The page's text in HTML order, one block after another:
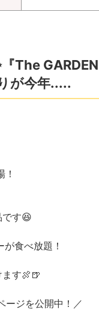
The
が今年.....
す😆
食べ放題！
す🍖🍺
ージを公開中！／